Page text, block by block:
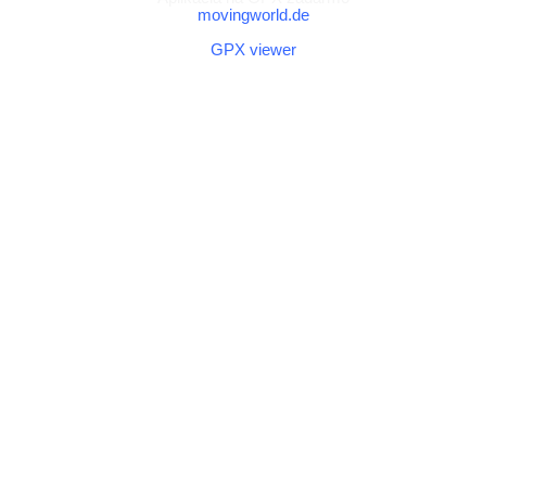
movingworld.de
GPX viewer